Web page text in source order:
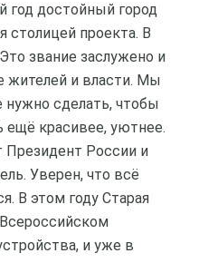
год достойный город
столицей проекта. В
звание заслужено и
жителей и власти. Мы
нужно сделать, чтобы
ещё красивее, уютнее.
Президент России и
Уверен, что всё
В этом году Старая
и уже в